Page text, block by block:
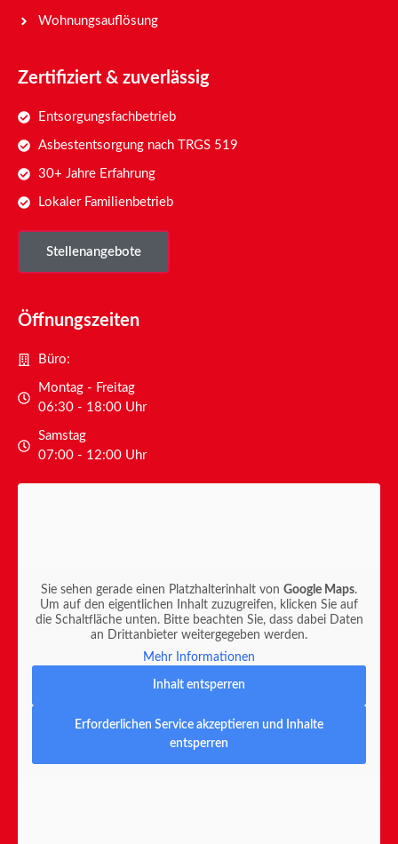
Wohnungsauflösung
Zertifiziert & zuverlässig
Entsorgungsfachbetrieb
Asbestentsorgung nach TRGS 519
30+ Jahre Erfahrung
Lokaler Familienbetrieb
Stellenangebote
Öffnungszeiten
Büro:
Montag - Freitag
06:30 - 18:00 Uhr
Samstag
07:00 - 12:00 Uhr
Sie sehen gerade einen Platzhalterinhalt von Google Maps.
Um auf den eigentlichen Inhalt zuzugreifen, klicken Sie auf
die Schaltfläche unten. Bitte beachten Sie, dass dabei Daten
an Drittanbieter weitergegeben werden.
Mehr Informationen
Inhalt entsperren
Erforderlichen Service akzeptieren und Inhalte
entsperren